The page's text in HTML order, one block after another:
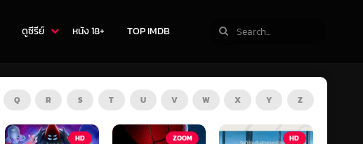
ดูซีรีย์ หนัง 18+ TOP IMDB
Q R S T U V W X Y Z
ZOOM HD HD